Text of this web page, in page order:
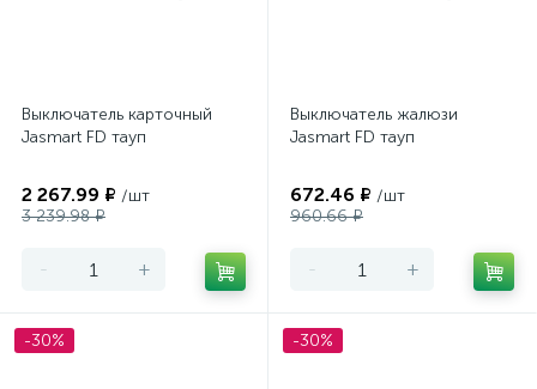
Выключатель карточный
Jasmart FD тауп
2 267.99 ₽ /шт
3 239.98 ₽
- +
Выключатель жалюзи
Jasmart FD тауп
672.46 ₽ /шт
960.66 ₽
- +
-30% -30%